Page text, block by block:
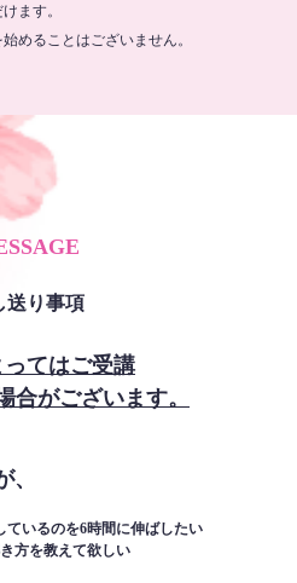
ます。
めることはございません。
送り事項
てはご受講
合がございます。
ているのを6時間に伸ばしたい
方を教えて欲しい